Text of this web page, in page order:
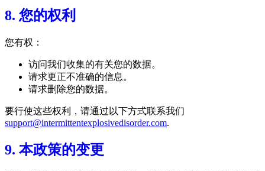
8. 您的权利
您有权：
访问我们收集的有关您的数据。
请求更正不准确的信息。
请求删除您的数据。
要行使这些权利，请通过以下方式联系我们
support@intermittentexplosivedisorder.com.
9. 本政策的变更